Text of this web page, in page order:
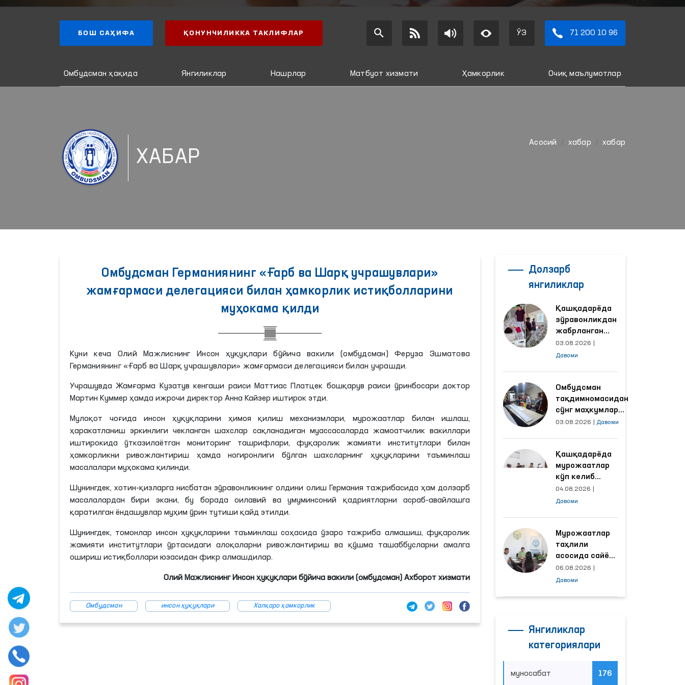
БОШ САҲИФА ҚОНУНЧИЛИККА ТАКЛИФЛАР ЎЗ 71 200 10 96
Омбудсман ҳақида Янгиликлар Нашрлар Матбуот хизмати Ҳамкорлик Очиқ маълумотлар
ХАБАР
Aсосий хабар хабар
Омбудсман Германиянинг «Ғарб ва Шарқ учрашувлари»
жамғармаси делегацияси билан ҳамкорлик истиқболларини
муҳокама қилди
Куни кеча Олий Мажлиснинг Инсон ҳуқуқлари бўйича вакили (омбудсман) Феруза Эшматова
Германиянинг «Ғарб ва Шарқ учрашувлари» жамғармаси делегацияси билан учрашди.
Учрашувда Жамғарма Кузатув кенгаши раиси Маттиас Платцек бошқарув раиси ўринбосари доктор
Мартин Куммер ҳамда ижрочи директор Анна Кайзер иштирок этди.
Мулоқот чоғида инсон ҳуқуқларини ҳимоя қилиш механизмлари, мурожаатлар билан ишлаш,
ҳаракатланиш эркинлиги чекланган шахслар сақланадиган муассасаларда жамоатчилик вакиллари
иштирокида ўтказилаётган мониторинг ташрифлари, фуқаролик жамияти институтлари билан
ҳамкорликни ривожлантириш ҳамда ногиронлиги бўлган шахсларнинг ҳуқуқларини таъминлаш
масалалари муҳокама қилинди.
Шунингдек, хотин-қизларга нисбатан зўравонликнинг олдини олиш Германия тажрибасида ҳам долзарб
масалалардан бири экани, бу борада оилавий ва умуминсоний қадриятларни асраб-авайлашга
қаратилган ёндашувлар муҳим ўрин тутиши қайд этилди.
Шунингдек, томонлар инсон ҳуқуқларини таъминлаш соҳасида ўзаро тажриба алмашиш, фуқаролик
жамияти институтлари ўртасидаги алоқаларни ривожлантириш ва қўшма ташаббусларни амалга
ошириш истиқболлари юзасидан фикр алмашдилар.
Олий Мажлиснинг Инсон ҳуқуқлари бўйича вакили (омбудсман) Ахборот хизмати
Омбудсман инсон ҳуқуқлари Халқаро ҳамкорлик
Долзарб
янгиликлар
Қашқадарёда
зўравонликдан
жабрланган
аёлнинг ҳолати
Омбудсман
03.08.2026
Давоми
Омбудсман
тақдимномасидан
сўнг маҳкумлар
меҳнат қилаётган
яхшиланди
03.08.2026 Давоми
Қашқадарёда
мурожаатлар
кўп келиб
тушаётган
ҳудудлар
ишлаш йўлга
қўйилди
04.08.2026
Давоми
Мурожаатлар
таҳлили
асосида сайёр
қабул
ўтказиладиган
06.08.2026
Давоми
Янгиликлар
категориялари
муносабат 176